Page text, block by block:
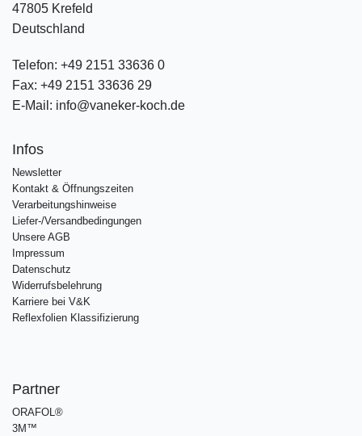
47805 Krefeld
Deutschland
Telefon: +49 2151 33636 0
Fax: +49 2151 33636 29
E-Mail: info@vaneker-koch.de
Infos
Newsletter
Kontakt & Öffnungszeiten
Verarbeitungshinweise
Liefer-/Versandbedingungen
Unsere AGB
Impressum
Datenschutz
Widerrufsbelehrung
Karriere bei V&K
Reflexfolien Klassifizierung
Partner
ORAFOL®
3M™